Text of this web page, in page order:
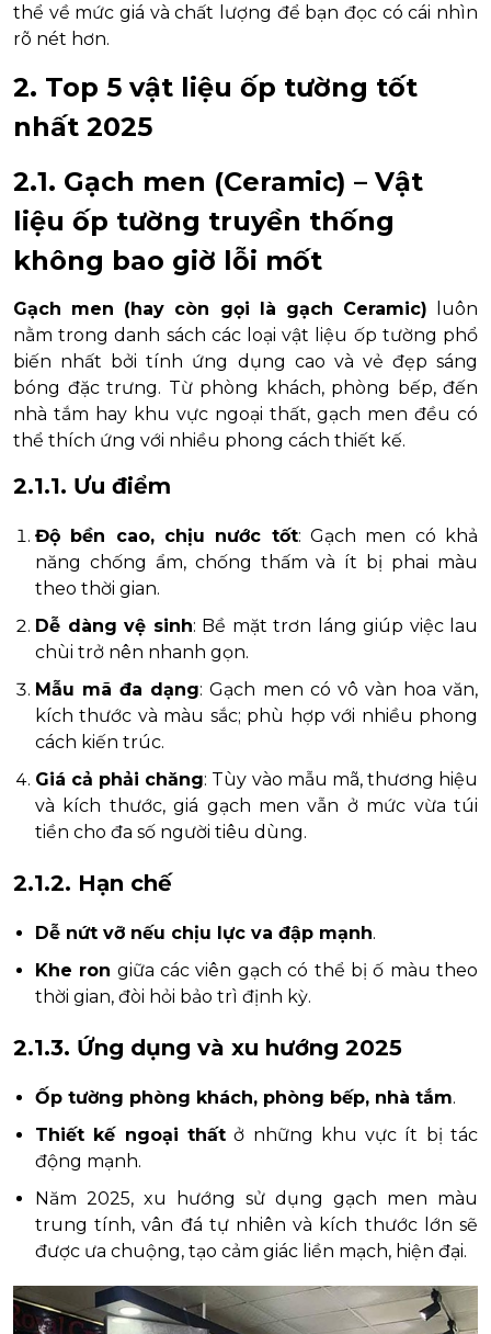
thể về mức giá và chất lượng để bạn đọc có cái nhìn
rõ nét hơn.
2. Top 5 vật liệu ốp tường tốt
nhất 2025
2.1. Gạch men (Ceramic) – Vật
liệu ốp tường truyền thống
không bao giờ lỗi mốt
Gạch men (hay còn gọi là gạch Ceramic) luôn
nằm trong danh sách các loại vật liệu ốp tường phổ
biến nhất bởi tính ứng dụng cao và vẻ đẹp sáng
bóng đặc trưng. Từ phòng khách, phòng bếp, đến
nhà tắm hay khu vực ngoại thất, gạch men đều có
thể thích ứng với nhiều phong cách thiết kế.
2.1.1. Ưu điểm
Độ bền cao, chịu nước tốt: Gạch men có khả
năng chống ẩm, chống thấm và ít bị phai màu
theo thời gian.
Dễ dàng vệ sinh: Bề mặt trơn láng giúp việc lau
chùi trở nên nhanh gọn.
Mẫu mã đa dạng: Gạch men có vô vàn hoa văn,
kích thước và màu sắc; phù hợp với nhiều phong
cách kiến trúc.
Giá cả phải chăng: Tùy vào mẫu mã, thương hiệu
và kích thước, giá gạch men vẫn ở mức vừa túi
tiền cho đa số người tiêu dùng.
2.1.2. Hạn chế
Dễ nứt vỡ nếu chịu lực va đập mạnh.
Khe ron giữa các viên gạch có thể bị ố màu theo
thời gian, đòi hỏi bảo trì định kỳ.
2.1.3. Ứng dụng và xu hướng 2025
Ốp tường phòng khách, phòng bếp, nhà tắm.
Thiết kế ngoại thấtở những khu vực ít bị tác
động mạnh.
Năm 2025, xu hướng sử dụng gạch men màu
trung tính, vân đá tự nhiên và kích thước lớn sẽ
được ưa chuộng, tạo cảm giác liền mạch, hiện đại.